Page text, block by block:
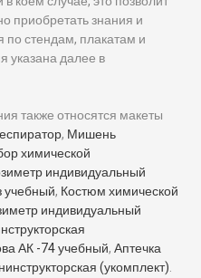
приобретать знания и
стендам, плакатам и
указана далее в
также относятся макеты
, Мишень
химической
индивидуальный
учебный, Костюм химической
индивидуальный
АК -74 учебный,Аптечка
(укомплект).